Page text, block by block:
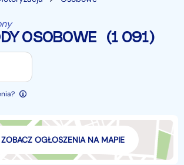
OSOBOWE (1 091)
ZOBACZ OGŁOSZENIA NA MAPIE